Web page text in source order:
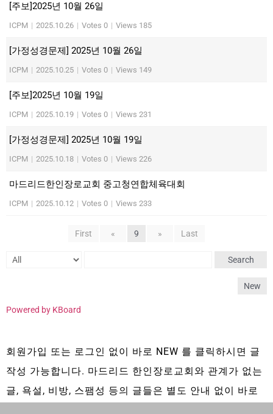
[주보]2025년 10월 26일
ICPM | 2025.10.26 | Votes 0 | Views 185
[가정성경문제] 2025년 10월 26일
ICPM | 2025.10.25 | Votes 0 | Views 149
[주보]2025년 10월 19일
ICPM | 2025.10.19 | Votes 0 | Views 231
[가정성경문제] 2025년 10월 19일
ICPM | 2025.10.18 | Votes 0 | Views 226
마드리드한인장로교회 중고청연합체육대회
ICPM | 2025.10.12 | Votes 0 | Views 233
First « 9 » Last
Search
New
Powered by KBoard
회원가입 또는 로그인 없이 바로 NEW 를 클릭하시면 글
작성 가능합니다. 마드리드 한인장로교회와 관계가 없는
글, 욕설, 비방, 스팸성 등의 글들은 별도 안내 없이 바로